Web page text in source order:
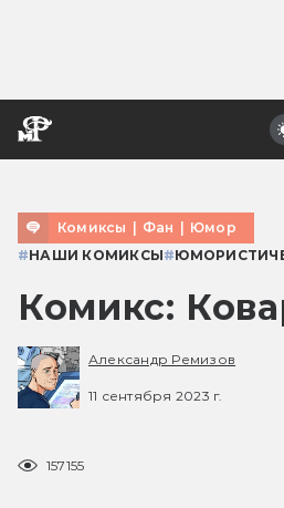
Комиксы | Фан | Юмор
#НАШИ КОМИКСЫ#
Комикс:
Александр Ремизов
11 сентября 2023 г.
157155